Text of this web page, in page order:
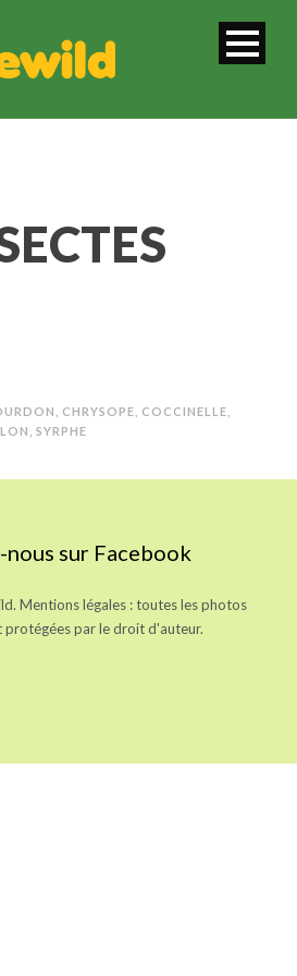
CHRYSOPE COCCINELLE
SYRPHE
nous sur Facebook
Mentions légales : toutes les photos
protégées par le droit d'auteur.